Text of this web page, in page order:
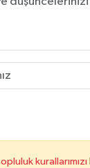
kurallarımızı